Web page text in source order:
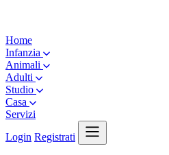
Home
Infanzia
Animali
Adulti
Studio
Casa
Servizi
Login Registrati